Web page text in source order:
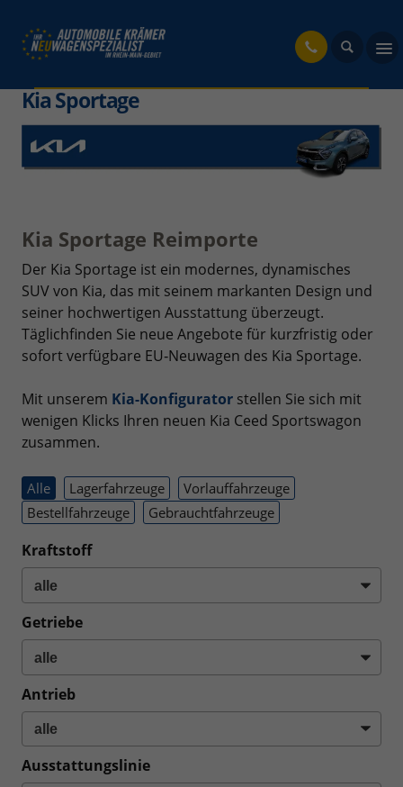
Kia Sportage
Kia Sportage Reimporte
Der Kia Sportage ist ein modernes, dynamisches
SUV von Kia, das mit seinem markanten Design und
seiner hochwertigen Ausstattung überzeugt.
Täglichfinden Sie neue Angebote für kurzfristig oder
sofort verfügbare EU‑Neuwagen des Kia Sportage.
Mit unserem Kia-Konfigurator stellen Sie sich mit
wenigen Klicks Ihren neuen Kia Ceed Sportswagon
zusammen.
Alle Lagerfahrzeuge
Vorlauffahrzeuge
Bestellfahrzeuge
Gebrauchtfahrzeuge
Kraftstoff
Getriebe
Antrieb
Ausstattungslinie